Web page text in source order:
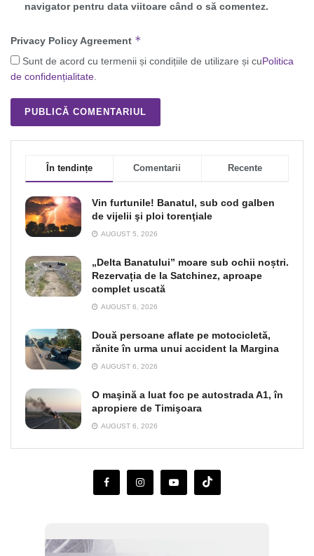
navigator pentru data viitoare când o să comentez.
Privacy Policy Agreement *
Sunt de acord cu termenii și condițiile de utilizare și cuPolitica
de confidențialitate.
În tendințe Comentarii Recente
Vin furtunile! Banatul, sub cod galben
de vijelii şi ploi torenţiale
AUGUST 5, 2026
„Delta Banatului” moare sub ochii noștri.
Rezervația de la Satchinez, aproape
complet uscată
AUGUST 6, 2026
Două persoane aflate pe motocicletă,
rănite în urma unui accident la Margina
AUGUST 6, 2026
O maşină a luat foc pe autostrada A1, în
apropiere de Timişoara
AUGUST 6, 2026